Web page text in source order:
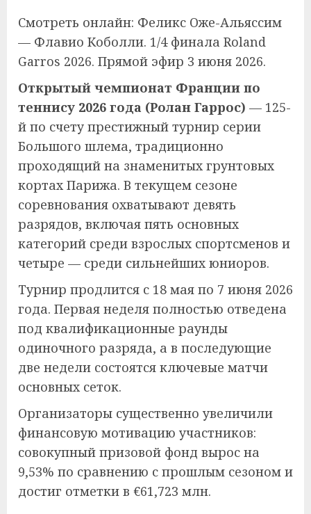
Смотреть онлайн: Феликс Оже-Альяссим
— Флавио Коболли. 1/4 финала Roland
Garros 2026. Прямой эфир 3 июня 2026.
Открытый чемпионат Франции по
теннису 2026 года (Ролан Гаррос) — 125-
й по счету престижный турнир серии
Большого шлема, традиционно
проходящий на знаменитых грунтовых
кортах Парижа. В текущем сезоне
соревнования охватывают девять
разрядов, включая пять основных
категорий среди взрослых спортсменов и
четыре — среди сильнейших юниоров.
Турнир продлится с 18 мая по 7 июня 2026
года. Первая неделя полностью отведена
под квалификационные раунды
одиночного разряда, а в последующие
две недели состоятся ключевые матчи
основных сеток.
Организаторы существенно увеличили
финансовую мотивацию участников:
совокупный призовой фонд вырос на
9,53% по сравнению с прошлым сезоном и
достиг отметки в €61,723 млн.